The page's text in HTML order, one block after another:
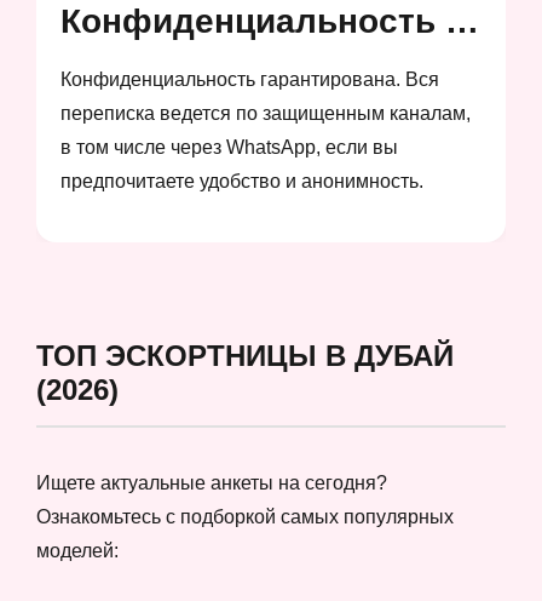
Конфиденциальность и анонимность
Конфиденциальность гарантирована. Вся
переписка ведется по защищенным каналам,
в том числе через WhatsApp, если вы
предпочитаете удобство и анонимность.
ТОП ЭСКОРТНИЦЫ В ДУБАЙ
(2026)
Ищете актуальные анкеты на сегодня?
Ознакомьтесь с подборкой самых популярных
моделей: